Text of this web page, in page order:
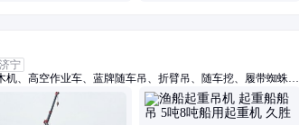
宁
机、高空作业车、蓝牌随车吊、折臂吊、随车挖、履带蜘蛛
、三轮吊、履带随车挖、履带吊车、船用起重机、拖拉机平板
吊机、抓木机、拖拉机吊钻一体机、小吊车、装载机